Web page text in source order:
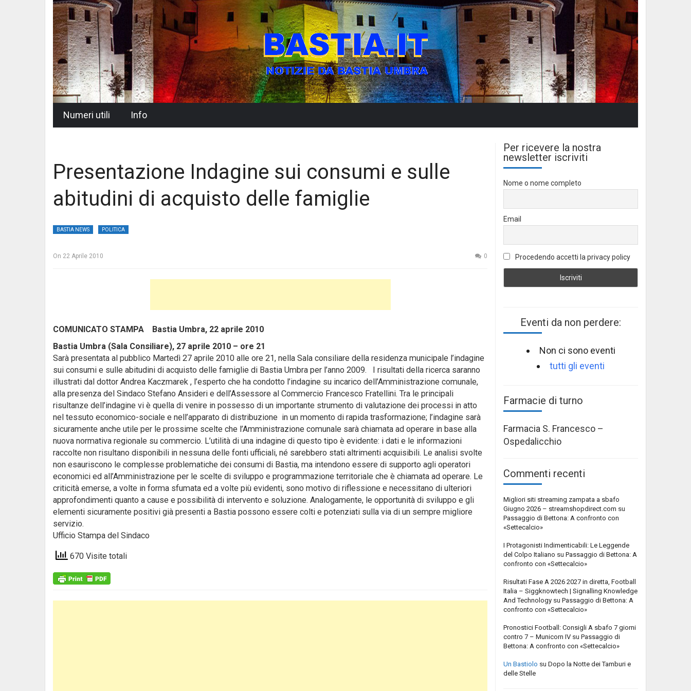
Numeri utili Info
Presentazione Indagine sui consumi e sulle
abitudini di acquisto delle famiglie
BASTIA NEWS POLITICA
On 22 Aprile 2010 0
COMUNICATO STAMPA Bastia Umbra, 22 aprile 2010
Bastia Umbra (Sala Consiliare), 27 aprile 2010 – ore 21
Sarà presentata al pubblico Martedì 27 aprile 2010 alle ore 21, nella Sala consiliare della residenza municipale l’indagine
sui consumi e sulle abitudini di acquisto delle famiglie di Bastia Umbra per l’anno 2009. I risultati della ricerca saranno
illustrati dal dottor Andrea Kaczmarek , l’esperto che ha condotto l’indagine su incarico dell’Amministrazione comunale,
alla presenza del Sindaco Stefano Ansideri e dell’Assessore al Commercio Francesco Fratellini. Tra le principali
risultanze dell’indagine vi è quella di venire in possesso di un importante strumento di valutazione dei processi in atto
nel tessuto economico-sociale e nell’apparato di distribuzione in un momento di rapida trasformazione; l’indagine sarà
sicuramente anche utile per le prossime scelte che l’Amministrazione comunale sarà chiamata ad operare in base alla
nuova normativa regionale su commercio. L’utilità di una indagine di questo tipo è evidente: i dati e le informazioni
raccolte non risultano disponibili in nessuna delle fonti ufficiali, né sarebbero stati altrimenti acquisibili. Le analisi svolte
non esauriscono le complesse problematiche dei consumi di Bastia, ma intendono essere di supporto agli operatori
economici ed all’Amministrazione per le scelte di sviluppo e programmazione territoriale che è chiamata ad operare. Le
criticità emerse, a volte in forma sfumata ed a volte più evidenti, sono motivo di riflessione e necessitano di ulteriori
approfondimenti quanto a cause e possibilità di intervento e soluzione. Analogamente, le opportunità di sviluppo e gli
elementi sicuramente positivi già presenti a Bastia possono essere colti e potenziati sulla via di un sempre migliore
servizio.
Ufficio Stampa del Sindaco
670 Visite totali
Per ricevere la nostra
newsletter iscriviti
Nome o nome completo
Email
Procedendo accetti la privacy policy
Eventi da non perdere:
Non ci sono eventi
tutti gli eventi
Farmacie di turno
Farmacia S. Francesco –
Ospedalicchio
Commenti recenti
Migliori siti streaming zampata a sbafo
Giugno 2026 – streamshopdirect.com su
Passaggio di Bettona: A confronto con
«Settecalcio»
I Protagonisti Indimenticabili: Le Leggende
del Colpo Italiano su Passaggio di Bettona: A
confronto con «Settecalcio»
Risultati Fase A 2026 2027 in diretta, Football
Italia – Siggknowtech | Signalling Knowledge
And Technology su Passaggio di Bettona: A
confronto con «Settecalcio»
Pronostici Football: Consigli A sbafo 7 giorni
contro 7 – Municorn IV su Passaggio di
Bettona: A confronto con «Settecalcio»
Un Bastiolo su Dopo la Notte dei Tamburi e
delle Stelle